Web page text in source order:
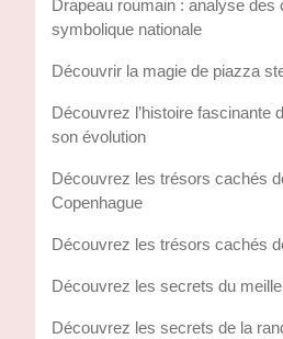
Drapeau roumain : analyse des
symbolique nationale
Découvrir la magie de piazza
Découvrez l’histoire fascinante
son évolution
Découvrez les trésors cachés
Copenhague
Découvrez les trésors cachés
Découvrez les secrets du
Découvrez les secrets de la